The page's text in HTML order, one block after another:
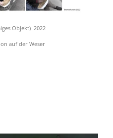
Objekt) 2022
Weser